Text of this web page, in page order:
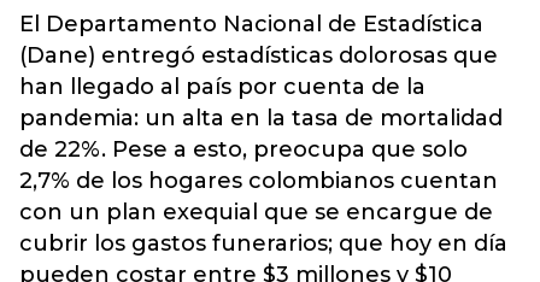
El Departamento Nacional de Estadística
(Dane) entregó estadísticas dolorosas que
han llegado al país por cuenta de la
pandemia: un alta en la tasa de mortalidad
de 22%. Pese a esto, preocupa que solo
2,7% de los hogares colombianos cuentan
con un plan exequial que se encargue de
cubrir los gastos funerarios; que hoy en día
pueden costar entre $3 millones y $10